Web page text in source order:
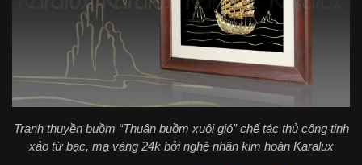
Tranh thuyền buồm “Thuận buồm xuôi gió” chế tác thủ công tinh
xảo từ bạc, mạ vàng 24k bởi nghệ nhân kim hoàn Karalux